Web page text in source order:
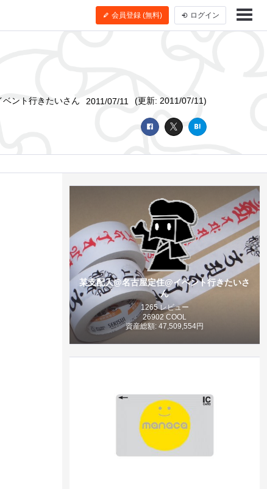
会員登録 (無料) ログイン
ント行きたいさん 2011/07/11 (更新: 2011/07/11)
某支配人@名古屋定住@イベント行きたいさ
ん
1265 レビュー
26902 COOL
資産総額: 47,509,554円